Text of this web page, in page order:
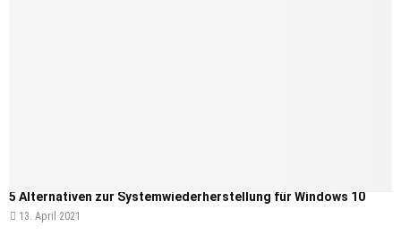
5 Alternativen zur Systemwiederherstellung für Windows 10
13. April 2021